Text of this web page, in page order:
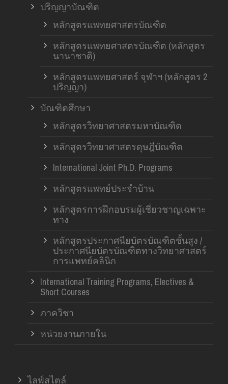
ปริญญาบัณฑิต
หลักสูตรแพทยศาสตรบัณฑิต
หลักสูตรแพทยศาสตรบัณฑิต (หลักสูตร
นานาชาติ)
หลักสูตรแพทยศาสตร์ จุฬาฯ (หลักสูตร 2
ปริญญา)
บัณฑิตศึกษา
หลักสูตรวิทยาศาสตรมหาบัณฑิต
หลักสูตรวิทยาศาสตรดุษฎีบัณฑิต
International Joint Ph.D. Programs
หลักสูตรแพทย์ประจำบ้าน
หลักสูตรการฝึกอบรมผู้เชี่ยวชาญเฉพาะ
ทาง
หลักสูตรประกาศนียบัตรบัณฑิตชั้นสูง /
ประกาศนียบัตรบัณฑิตทางวิทยาศาสตร์
การแพทย์คลินิก
International Training Programs, Electives &
Short Courses
ภาควิชา
หน่วยงานภายใน
ไลฟ์สไตล์